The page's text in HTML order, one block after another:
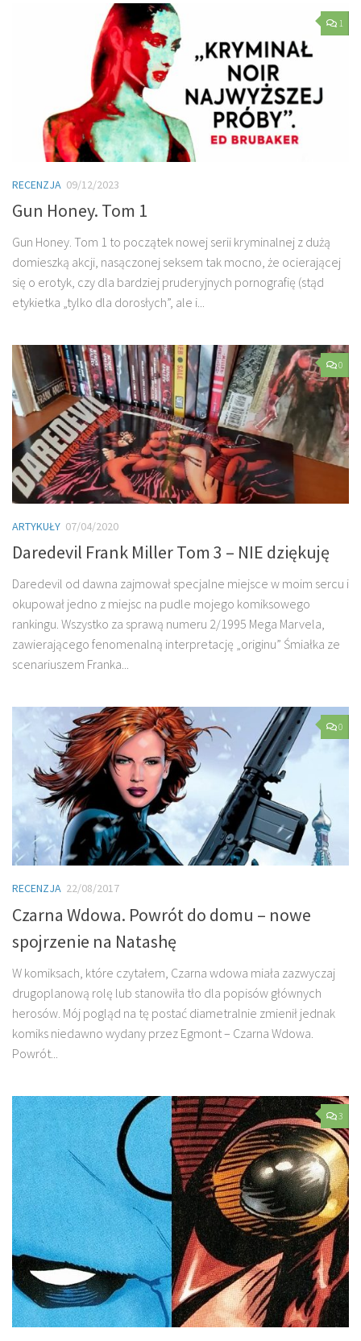
1
RECENZJA 09/12/2023
Gun Honey. Tom 1
Gun Honey. Tom 1 to początek nowej serii kryminalnej z dużą
domieszką akcji, nasączonej seksem tak mocno, że ocierającej
się o erotyk, czy dla bardziej pruderyjnych pornografię (stąd
etykietka „tylko dla dorosłych”, ale i...
0
ARTYKUŁY 07/04/2020
Daredevil Frank Miller Tom 3 – NIE dziękuję
Daredevil od dawna zajmował specjalne miejsce w moim sercu i
okupował jedno z miejsc na pudle mojego komiksowego
rankingu. Wszystko za sprawą numeru 2/1995 Mega Marvela,
zawierającego fenomenalną interpretację „originu” Śmiałka ze
scenariuszem Franka...
0
RECENZJA 22/08/2017
Czarna Wdowa. Powrót do domu – nowe
spojrzenie na Natashę
W komiksach, które czytałem, Czarna wdowa miała zazwyczaj
drugoplanową rolę lub stanowiła tło dla popisów głównych
herosów. Mój pogląd na tę postać diametralnie zmienił jednak
komiks niedawno wydany przez Egmont – Czarna Wdowa.
Powrót...
3